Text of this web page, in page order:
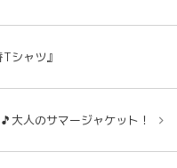
シャツ』
大人のサマージャケット！